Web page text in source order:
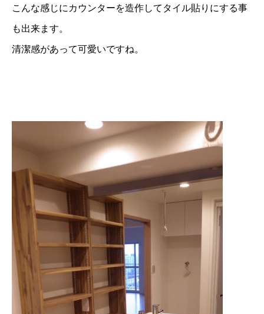
こんな感じにカウンターを造作してタイル貼りにする事
も出来ます。
清潔感があって可愛いですね。